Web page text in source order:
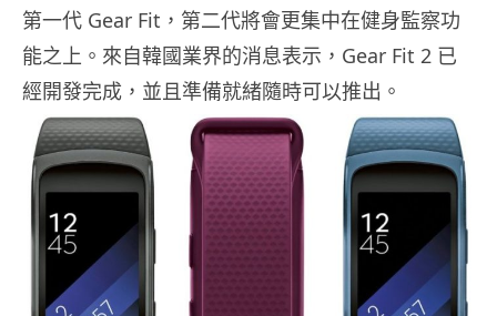
第一代 Gear Fit，第二代將會更集中在健身監察功
能之上。來自韓國業界的消息表示，Gear Fit 2 已
經開發完成，並且準備就緒隨時可以推出。